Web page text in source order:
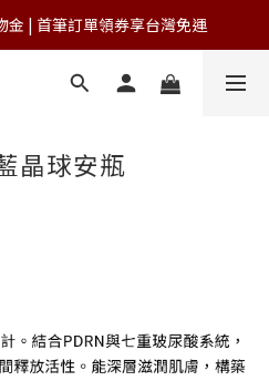
金 | 首筆訂單領券享台灣免運
免運費(台灣)
晶球安瓶